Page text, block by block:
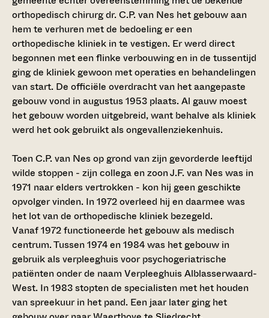
orthopedisch chirurg dr. C.P. van Nes het gebouw aan
hem te verhuren met de bedoeling er een
orthopedische kliniek in te vestigen. Er werd direct
begonnen met een flinke verbouwing en in de tussentijd
ging de kliniek gewoon met operaties en behandelingen
van start. De officiële overdracht van het aangepaste
gebouw vond in augustus 1953 plaats. Al gauw moest
het gebouw worden uitgebreid, want behalve als kliniek
werd het ook gebruikt als ongevallenziekenhuis.
Toen C.P. van Nes op grond van zijn gevorderde leeftijd
wilde stoppen - zijn collega en zoon J.F. van Nes was in
1971 naar elders vertrokken - kon hij geen geschikte
opvolger vinden. In 1972 overleed hij en daarmee was
het lot van de orthopedische kliniek bezegeld.
Vanaf 1972 functioneerde het gebouw als medisch
centrum. Tussen 1974 en 1984 was het gebouw in
gebruik als verpleeghuis voor psychogeriatrische
patiënten onder de naam Verpleeghuis Alblasserwaard-
West. In 1983 stopten de specialisten met het houden
van spreekuur in het pand. Een jaar later ging het